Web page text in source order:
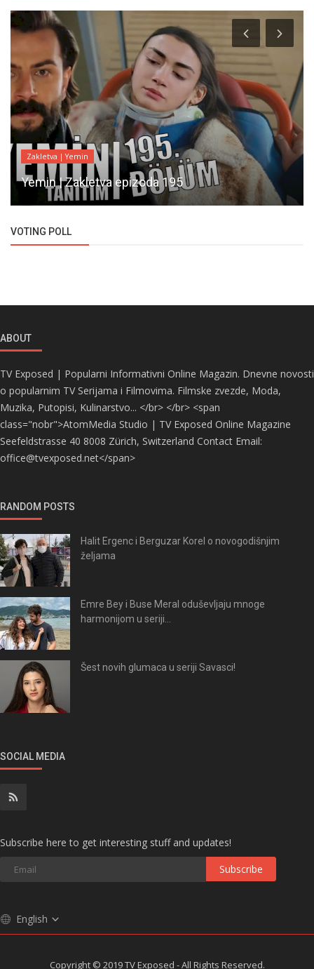
Zakletva | Yemin
Yemin | Zakletva epizoda 195
VOTING POLL
ABOUT
TV Exposed | Popularni Informativni Online Magazin. Dnevne novosti
o popularnim TV Serijama i Filmovima. Filmske zvezde, Moda,
Muzika, Putopisi, Kulinarstvo... </br> </br> <span
class="nobr">AtomMedia Studio | TV Exposed Online Magazine
Seefeldstrasse 40 8008 Zürich, Switzerland Contact Email:
office@tvexposed.net</span>
RANDOM POSTS
Halit Ergenc i Berguzar Korel o novogodišnjim
željama
Emre Bey i Buse Meral oduševljaju mnoge
harmonijom u seriji...
Šest novih glumaca u seriji Savasci!
SOCIAL MEDIA
Subscribe here to get interesting stuff and updates!
Subscribe
English
Copyright © 2019 TV Exposed - All Rights Reserved.